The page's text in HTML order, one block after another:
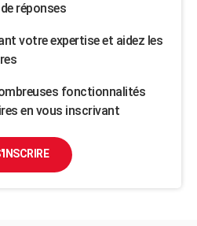
réponses
votre expertise et aidez les
fonctionnalités
en vous inscrivant